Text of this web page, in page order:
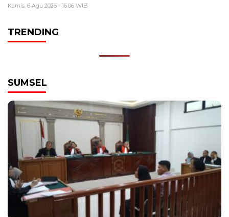
Kamis, 6 Agu 2026 - 16:06 WIB
TRENDING
SUMSEL